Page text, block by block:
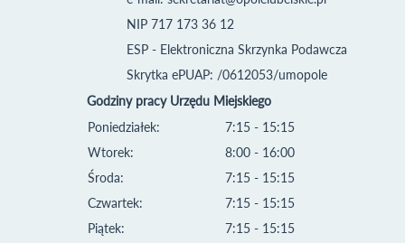
NIP 717 173 36 12
ESP - Elektroniczna Skrzynka Podawcza
Skrytka ePUAP: /0612053/umopole
Godziny pracy Urzędu Miejskiego
Poniedziałek:
Wtorek:
Środa:
Czwartek:
Piątek:
7:15 - 15:15
8:00 - 16:00
7:15 - 15:15
7:15 - 15:15
7:15 - 15:15